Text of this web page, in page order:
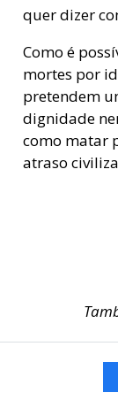
quer dizer
Como é
mortes por
pretendem
dignidade
como matar
atraso